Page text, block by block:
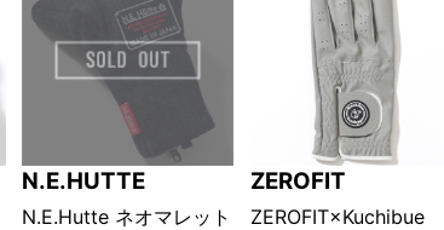
N.E.HUTTE
N.E.Hutte ネオマレット
ZEROFIT
ZEROFIT×Kuchibue